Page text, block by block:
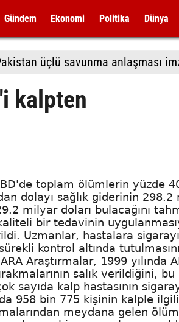
Gündem Ekonomi Politika Dünya
üçlü savunma anlaşması
kalpten
toplam ölümlerin yüzde
dolayı sağlık giderinin
milyar doları bulacağını
bir tedavinin
Uzmanlar, hastalara sigarayı
kontrol altında
Araştırmalar, 1999 yılında
salık verildiğini,
kalp hastasının
958 bin 775 kişinin kalple
meydana gelen